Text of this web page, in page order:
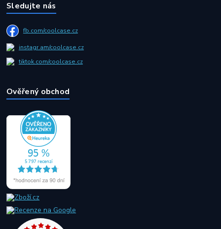
Sledujte nás
fb.com/coolcase.cz
instagr.am/coolcase.cz
tiktok.com/coolcase.cz
Ověřený obchod